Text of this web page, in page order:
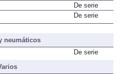
De serie
De serie
neumáticos
De serie